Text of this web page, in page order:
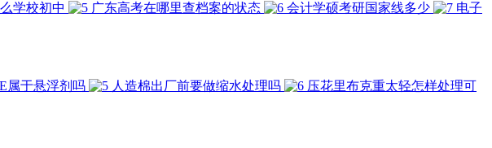
学校初中 广东高考在哪里查档案的状态 会计学硕考研国家线多少
电子
属于悬浮剂吗 人造棉出厂前要做缩水处理吗
压花里布克重太轻怎样处理可